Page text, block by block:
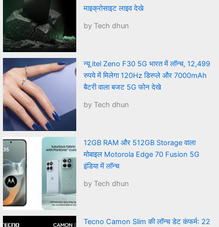
माइक्रोसाइट लाइव देखे
by Tech dhun
न्यू itel Zeno F30 5G भारत में लॉन्च, 12,499
रुपये में मिलेगा 120Hz डिस्प्ले और 7000mAh
बैटरी वाला बजट 5G फोन देखे
by Tech dhun
12GB RAM और 512GB Storage वाला
मोबाइल Motorola Edge 70 Fusion 5G
इंडिया में लॉन्च
by Tech dhun
Tecno Camon Slim की लॉन्च डेट कंफर्म: 22